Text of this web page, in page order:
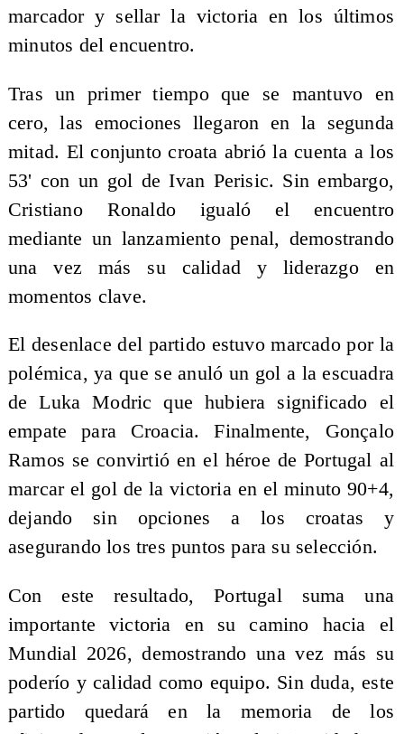
marcador y sellar la victoria en los últimos
minutos del encuentro.
Tras un primer tiempo que se mantuvo en
cero, las emociones llegaron en la segunda
mitad. El conjunto croata abrió la cuenta a los
53' con un gol de Ivan Perisic. Sin embargo,
Cristiano Ronaldo igualó el encuentro
mediante un lanzamiento penal, demostrando
una vez más su calidad y liderazgo en
momentos clave.
El desenlace del partido estuvo marcado por la
polémica, ya que se anuló un gol a la escuadra
de Luka Modric que hubiera significado el
empate para Croacia. Finalmente, Gonçalo
Ramos se convirtió en el héroe de Portugal al
marcar el gol de la victoria en el minuto 90+4,
dejando sin opciones a los croatas y
asegurando los tres puntos para su selección.
Con este resultado, Portugal suma una
importante victoria en su camino hacia el
Mundial 2026, demostrando una vez más su
poderío y calidad como equipo. Sin duda, este
partido quedará en la memoria de los